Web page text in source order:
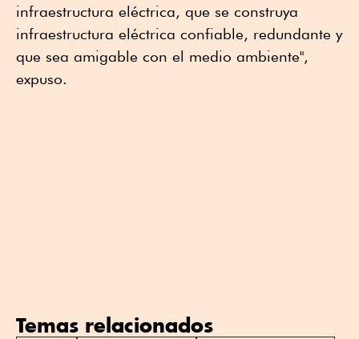
infraestructura eléctrica, que se construya
infraestructura eléctrica confiable, redundante y
que sea amigable con el medio ambiente",
expuso.
Temas relacionados